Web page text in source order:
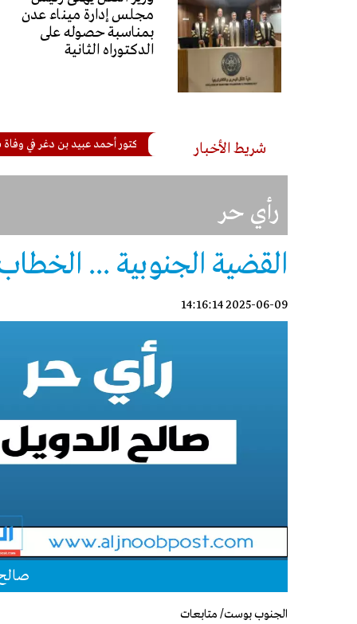
مجلس إدارة ميناء عدن
بمناسبة حصوله على
الدكتوراه الثانية
شريط الأخبار
حسن باعوم وفادي باعوم يعزيان الدكتور أحمد عبيد بن دغر في وفاة شقيقته
رأي حر
القضية الجنوبية ...
2025-06-09 14:16:14
الجنوب بوست/ متابعات